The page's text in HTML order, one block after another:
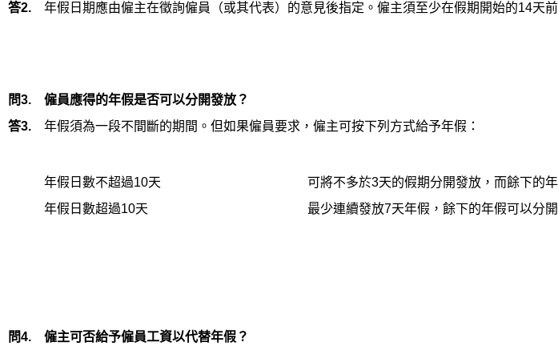
答2.
年假日期應由僱主在徵詢僱員（或其代表）的意見後指定。僱主須至少在假期開始的14天
問3.
僱員應得的年假是否可以分開發放？
答3.
年假須為一段不間斷的期間。但如果僱員要求，僱主可按下列方式給予年假：
年假日數不超過10天
可將不多於3天的假期分開發放，而餘下的
年假日數超過10天
最少連續發放7天年假，餘下的年假可以分開
問4.
僱主可否給予僱員工資以代替年假？